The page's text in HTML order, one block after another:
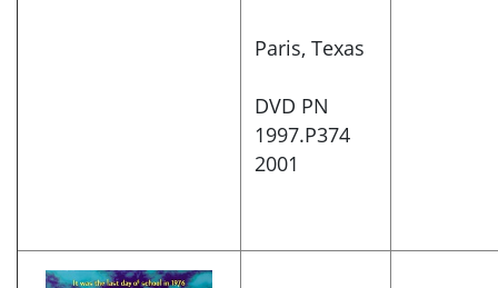
Paris, Texas
DVD PN
1997.P374
2001